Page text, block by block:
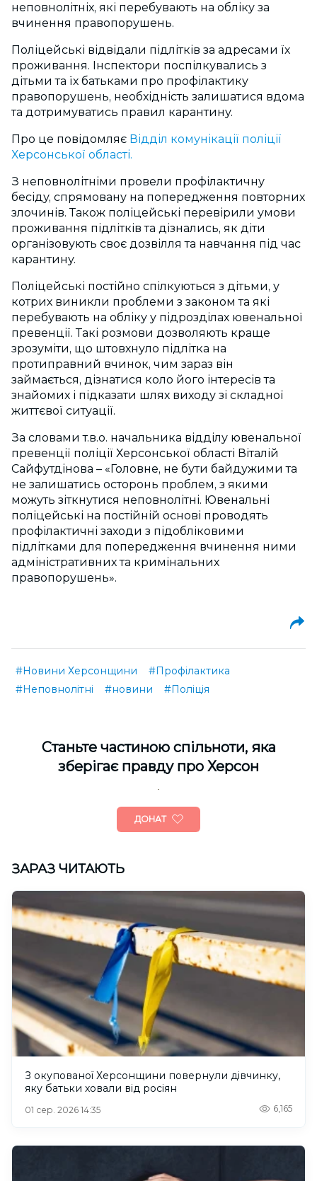
неповнолітніх, які перебувають на обліку за
вчинення правопорушень.
Поліцейські відвідали підлітків за адресами їх
проживання. Інспектори поспілкувались з
дітьми та їх батьками про профілактику
правопорушень, необхідність залишатися вдома
та дотримуватись правил карантину.
Про це повідомляє Відділ комунікації поліції
Херсонської області.
З неповнолітніми провели профілактичну
бесіду, спрямовану на попередження повторних
злочинів. Також поліцейські перевірили умови
проживання підлітків та дізнались, як діти
організовують своє дозвілля та навчання під час
карантину.
Поліцейські постійно спілкуються з дітьми, у
котрих виникли проблеми з законом та які
перебувають на обліку у підрозділах ювенальної
превенції. Такі розмови дозволяють краще
зрозуміти, що штовхнуло підлітка на
протиправний вчинок, чим зараз він
займається, дізнатися коло його інтересів та
знайомих і підказати шлях виходу зі складної
життєвої ситуації.
За словами т.в.о. начальника відділу ювенальної
превенції поліції Херсонської області Віталій
Сайфутдінова – «Головне, не бути байдужими та
не залишатись осторонь проблем, з якими
можуть зіткнутися неповнолітні. Ювенальні
поліцейські на постійній основі проводять
профілактичні заходи з підобліковими
підлітками для попередження вчинення ними
адміністративних та кримінальних
правопорушень».
#Новини Херсонщини
#Профілактика
#Неповнолітні
#новини #Поліція
Cтаньте частиною спільноти, яка
зберігає правду про Херсон
ДОНАТ
ЗАРАЗ ЧИТАЮТЬ
З окупованої Херсонщини повернули дівчинку,
яку батьки ховали від росіян
01 сер. 2026 14:35 6,165